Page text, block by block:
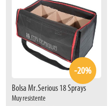
-20%
Bolsa Mr.Serious 18 Sprays
Muy resistente